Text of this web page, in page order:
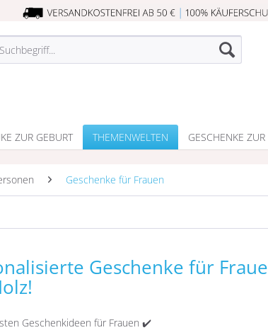
ZUR GEBURT THEMENWELTEN GESCHENKE
Geschenke für Frauen
Geschenke für
Geschenkideen für Frauen ✔️